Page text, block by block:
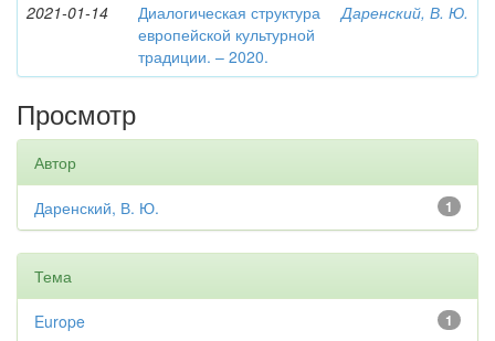
2021-01-14
Диалогическая структура
европейской культурной
традиции. – 2020.
Даренский, В. Ю.
Просмотр
Автор
1
Даренский, В. Ю.
Тема
1
Europe